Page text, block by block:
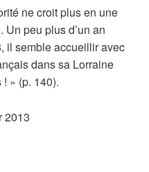
ne croit plus en une
peu plus d’un an
il semble accueillir avec
dans sa Lorraine
» (p. 140).
2013